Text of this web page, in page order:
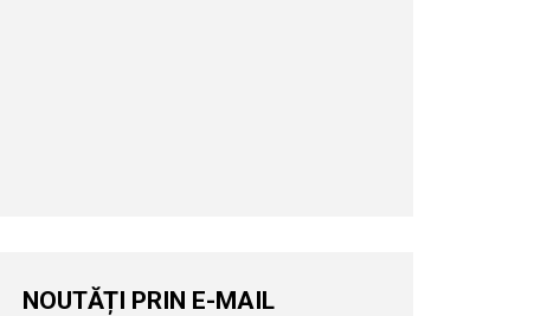
NOUTĂȚI PRIN E-MAIL